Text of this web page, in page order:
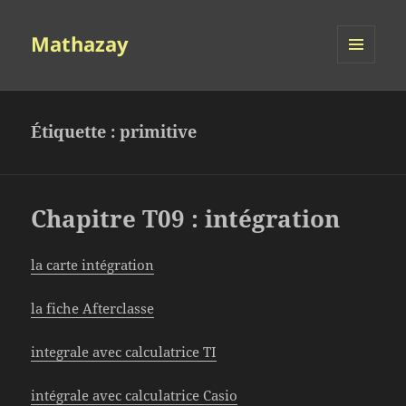
Mathazay
Étiquette :primitive
Chapitre T09 : intégration
la carte intégration
la fiche Afterclasse
integrale avec calculatrice TI
intégrale avec calculatrice Casio